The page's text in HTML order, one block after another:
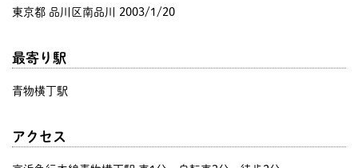
東京都 品川区南品川 2003/1/20
最寄り駅
青物横丁駅
アクセス